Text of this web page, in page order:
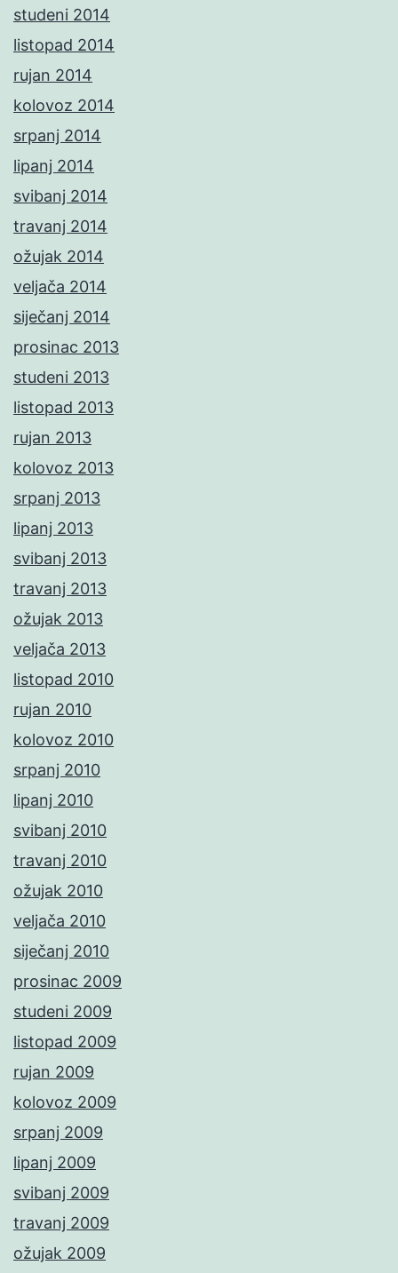
studeni 2014
listopad 2014
rujan 2014
kolovoz 2014
srpanj 2014
lipanj 2014
svibanj 2014
travanj 2014
ožujak 2014
veljača 2014
siječanj 2014
prosinac 2013
studeni 2013
listopad 2013
rujan 2013
kolovoz 2013
srpanj 2013
lipanj 2013
svibanj 2013
travanj 2013
ožujak 2013
veljača 2013
listopad 2010
rujan 2010
kolovoz 2010
srpanj 2010
lipanj 2010
svibanj 2010
travanj 2010
ožujak 2010
veljača 2010
siječanj 2010
prosinac 2009
studeni 2009
listopad 2009
rujan 2009
kolovoz 2009
srpanj 2009
lipanj 2009
svibanj 2009
travanj 2009
ožujak 2009